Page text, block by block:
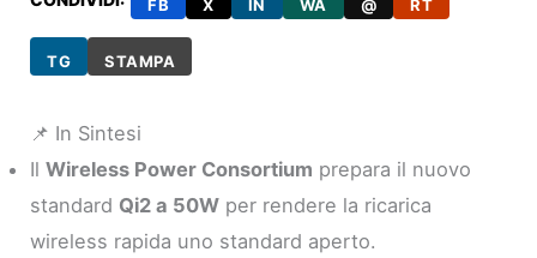
FB X IN WA @ RT
TG STAMPA
📌 In Sintesi
IlWireless Power Consortium prepara il nuovo
standard Qi2 a 50W per rendere la ricarica
wireless rapida uno standard aperto.